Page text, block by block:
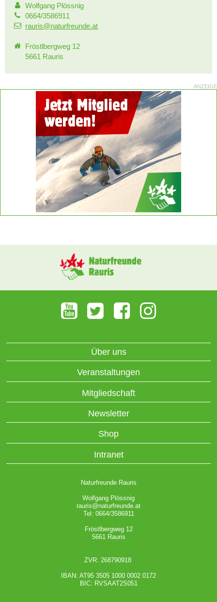
Wolfgang Plössnig
0664/3586911
rauris@naturfreunde.at
Fröstlbergweg 12
5661 Rauris
ANZEIGE
Über uns
Veranstaltungen
Mitgliedschaft
Newsletter
Shop
Intranet
Naturfreunde Rauris
Wolfgang Plössnig
rauris@naturfreunde.at
Tel: 0664/3586911
Fröstlbergweg 12
5661 Rauris
ZVR: 268790918
IBAN: AT95 3505 1000 0002 0172
BIC: RVSAAT2S051